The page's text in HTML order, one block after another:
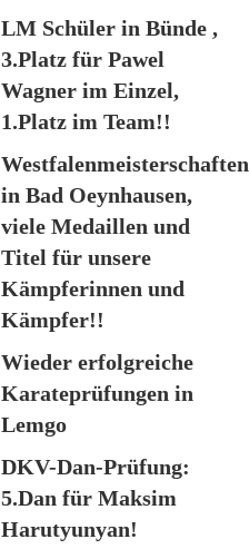
LM Schüler in Bünde ,
3.Platz für Pawel
Wagner im Einzel,
1.Platz im Team!!
Westfalenmeisterschaften
in Bad Oeynhausen,
viele Medaillen und
Titel für unsere
Kämpferinnen und
Kämpfer!!
Wieder erfolgreiche
Karateprüfungen in
Lemgo
DKV-Dan-Prüfung:
5.Dan für Maksim
Harutyunyan!